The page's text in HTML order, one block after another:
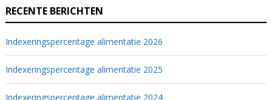
RECENTE BERICHTEN
Indexeringspercentage alimentatie 2026
Indexeringspercentage alimentatie 2025
Indexeringspercentage alimentatie 2024